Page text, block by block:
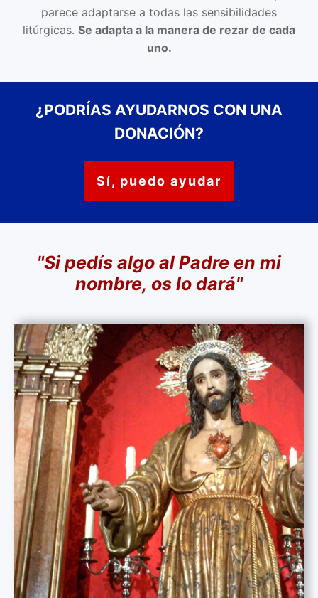
parece adaptarse a todas las sensibilidades
litúrgicas. Se adapta a la manera de rezar de cada
uno.
¿PODRÍAS AYUDARNOS CON UNA
DONACIÓN?
Sí, puedo ayudar
"Si pedís algo al Padre en mi
nombre, os lo dará"